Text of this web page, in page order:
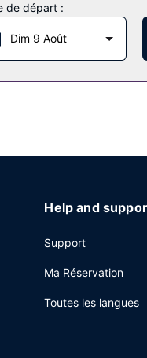
une piscine
nique et des barbecues.
propose un snack
de départ :
Dim 9 Août
Help and
Support
Ma Réservation
Toutes les langues